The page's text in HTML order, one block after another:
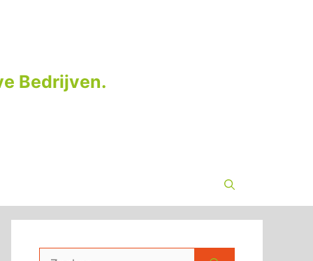
Bedrijven.